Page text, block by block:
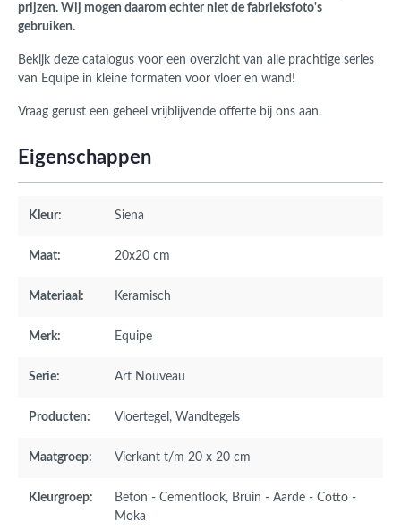
prijzen. Wij mogen daarom echter niet de fabrieksfoto's
gebruiken.
Bekijk deze catalogus voor een overzicht van alle prachtige series
van Equipe in kleine formaten voor vloer en wand!
Vraag gerust een geheel vrijblijvende offerte bij ons aan.
Eigenschappen
Kleur: Siena
Maat: 20x20 cm
Materiaal: Keramisch
Merk: Equipe
Serie: Art Nouveau
Producten: Vloertegel , Wandtegels
Maatgroep: Vierkant t/m 20 x 20 cm
Kleurgroep: Beton - Cementlook, Bruin - Aarde - Cotto -
Moka